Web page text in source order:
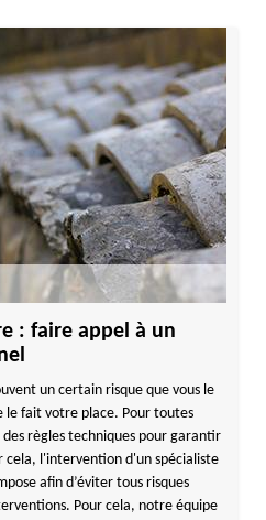
: faire appel à un
un certain risque que vous le
le fait votre place. Pour toutes
règles techniques pour garantir
l'intervention d'un spécialiste
afin d’éviter tous risques
Pour cela, notre équipe